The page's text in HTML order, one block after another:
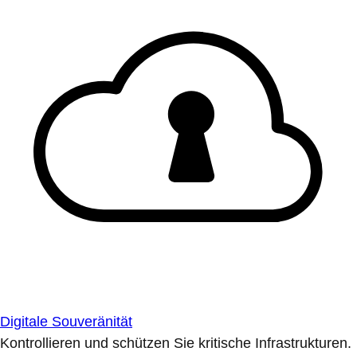
Digitale Souveränität
Kontrollieren und schützen Sie kritische Infrastrukturen.